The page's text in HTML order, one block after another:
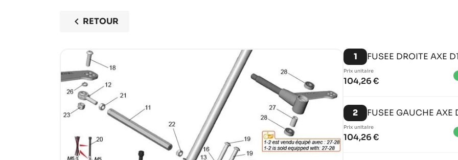
chevron_left RETOUR
1 FUSEE DROITE AXE
Prix ​​unitaire
104,26 €
2 FUSEE GAUCHE AXE
Prix ​​unitaire
104,26 €